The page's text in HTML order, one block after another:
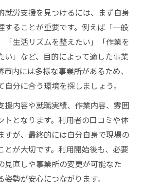
就労支援を見つけるには、まず自身
することが重要です。例えば「一般
「生活リズムを整えたい」「作業を
い」など、目的によって適した事業
内には多様な事業所があるため、
分に合う環境を探しましょう。
援内容や就職実績、作業内容、雰囲
トとなります。利用者の口コミや体
すが、最終的には自分自身で現場の
とが大切です。利用開始後も、必要
見直しや事業所の変更が可能なた
勢が安心につながります。